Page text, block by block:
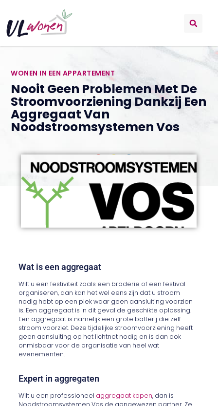
WONEN IN EEN APPARTEMENT
Nooit Geen Problemen Met De
Stroomvoorziening Dankzij Een
Aggregaat Van
Noodstroomsystemen Vos
Wat is een aggregaat
Wilt u een festiviteit zoals een braderie of een festival
organiseren, dan kan het wel eens zijn dat u stroom
nodig hebt op een plek waar geen aansluiting voorzien
is. Een aggregaat is in dit geval de geschikte oplossing.
Een aggregaat is namelijk een grote batterij die zelf
stroom voorziet. Deze tijdelijke stroomvoorziening heeft
geen aansluiting op het lichtnet nodig en is dan ook
onmisbaar voor de organisatie van heel wat
evenementen.
Expert in aggregaten
Wilt u een professioneel aggregaat kopen, dan is
Noodstroomsystemen Vos de aangewezen partner. Ze